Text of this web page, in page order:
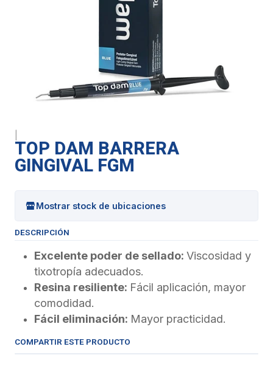
TOP DAM BARRERA
GINGIVAL FGM
Mostrar stock de ubicaciones
DESCRIPCIÓN
Excelente poder de sellado: Viscosidad y
tixotropía adecuados.
Resina resiliente: Fácil aplicación, mayor
comodidad.
Fácil eliminación: Mayor practicidad.
COMPARTIR ESTE PRODUCTO